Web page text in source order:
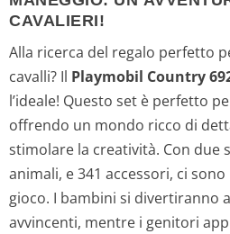
CAVALIERI!
Alla ricerca del regalo perfetto
cavalli? Il Playmobil Country
l’ideale! Questo set è perfetto
offrendo un mondo ricco di
stimolare la creatività. Con due
animali, e 341 accessori, ci
gioco. I bambini si divertiranno
avvincenti, mentre i genitori